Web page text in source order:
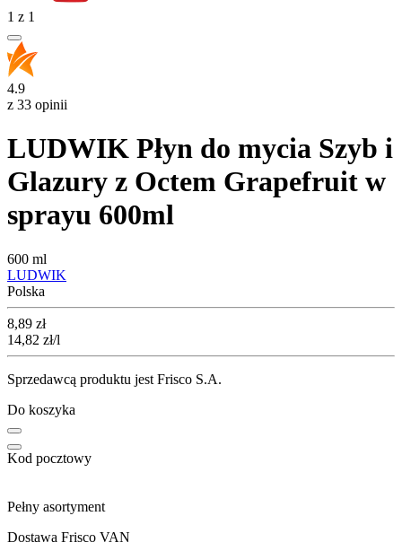
1 z 1
4.9
z 33 opinii
LUDWIK Płyn do mycia Szyb i
Glazury z Octem Grapefruit w
sprayu 600ml
600 ml
LUDWIK
Polska
Cena
8,89 zł
14,82 zł/l
Sprzedawcą produktu jest Frisco S.A.
Do koszyka
Kod pocztowy
Pełny asortyment
Dostawa Frisco VAN